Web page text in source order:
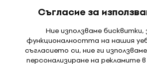
Съгласие за
Ние използваме
функционалността на нашия
съгласието си, ние ги
персонализиране на рекламите